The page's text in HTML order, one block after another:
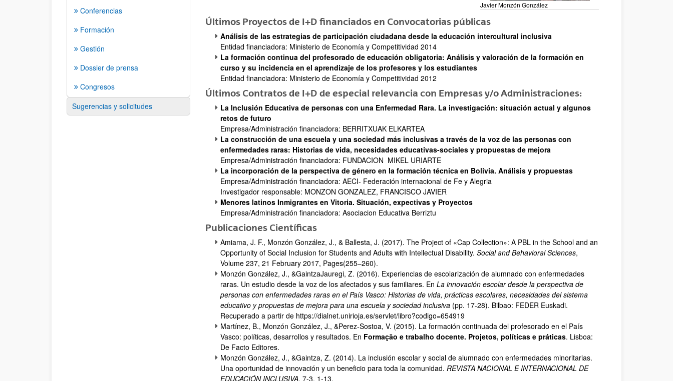
Conferencias
Formación
Gestión
Dossier de prensa
Congresos
Sugerencias y solicitudes
Javier Monzón González
Últimos Proyectos de I+D financiados en Convocatorias públicas
Análisis de las estrategias de participación ciudadana desde la educación intercultural inclusiva
Entidad financiadora: Ministerio de Economía y Competitividad 2014
La formación continua del profesorado de educación obligatoria: Análisis y valoración de la formación en
curso y su incidencia en el aprendizaje de los profesores y los estudiantes
Entidad financiadora: Ministerio de Economía y Competitividad 2012
Últimos Contratos de I+D de especial relevancia con Empresas y/o Administraciones:
La Inclusión Educativa de personas con una Enfermedad Rara. La investigación: situación actual y algunos
retos de futuro
Empresa/Administración financiadora: BERRITXUAK ELKARTEA
La construcción de una escuela y una sociedad más inclusivas a través de la voz de las personas con
enfermedades raras: Historias de vida, necesidades educativas-sociales y propuestas de mejora
Empresa/Administración financiadora: FUNDACION MIKEL URIARTE
La incorporación de la perspectiva de género en la formación técnica en Bolivia. Análisis y propuestas
Empresa/Administración financiadora: AECI- Federación internacional de Fe y Alegria
Investigador responsable: MONZON GONZALEZ, FRANCISCO JAVIER
Menores latinos Inmigrantes en Vitoria. Situación, expectivas y Proyectos
Empresa/Administración financiadora: Asociacion Educativa Berriztu
Publicaciones Científicas
Amiama, J. F., Monzón González, J., & Ballesta, J. (2017). The Project of «Cap Collection»: A PBL in the School and an
Opportunity of Social Inclusion for Students and Adults with Intellectual Disability. Social and Behavioral Sciences,
Volume 237, 21 February 2017, Pages(255–260).
Monzón González, J., &GaintzaJauregi, Z. (2016). Experiencias de escolarización de alumnado con enfermedades
raras. Un estudio desde la voz de los afectados y sus familiares. En La innovación escolar desde la perspectiva de
personas con enfermedades raras en el País Vasco: Historias de vida, prácticas escolares, necesidades del sistema
educativo y propuestas de mejora para una escuela y sociedad inclusiva (pp. 17-28). Bilbao: FEDER Euskadi.
Recuperado a partir de https://dialnet.unirioja.es/servlet/libro?codigo=654919
Martínez, B., Monzón González, J., &Perez-Sostoa, V. (2015). La formación continuada del profesorado en el País
Vasco: políticas, desarrollos y resultados. En Formação e trabalho docente. Projetos, políticas e práticas. Lisboa:
De Facto Editores.
Monzón González, J., &Gaintza, Z. (2014). La inclusión escolar y social de alumnado con enfermedades minoritarias.
Una oportunidad de innovación y un beneficio para toda la comunidad. REVISTA NACIONAL E INTERNACIONAL DE
EDUCACIÓN INCLUSIVA, 7-3, 1-13.